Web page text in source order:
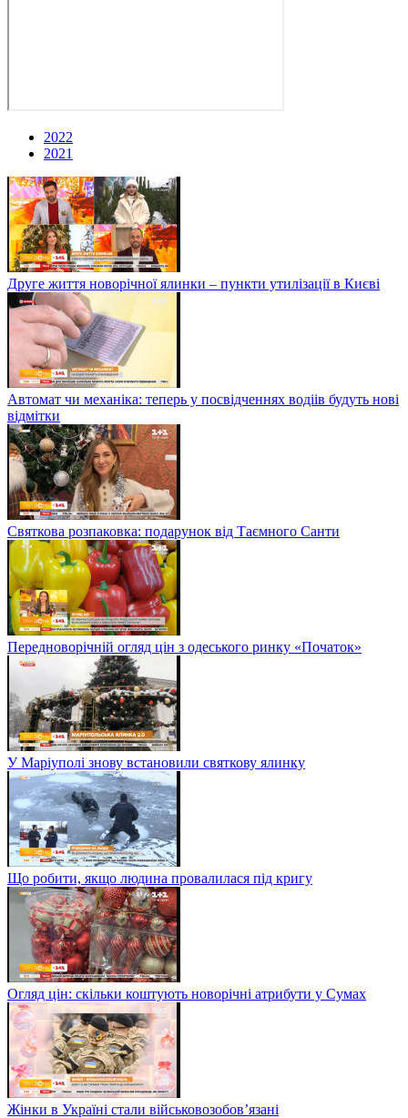
2022
2021
Друге життя новорічної ялинки – пункти утилізації в Києві
Автомат чи механіка: теперь у посвідченнях водіів будуть нові
відмітки
Святкова розпаковка: подарунок від Таємного Санти
Передноворічній огляд цін з одеського ринку «Початок»
У Маріуполі знову встановили святкову ялинку
Що робити, якщо людина провалилася під кригу
Огляд цін: скільки коштують новорічні атрибути у Сумах
Жінки в Україні стали військовозобов’язані